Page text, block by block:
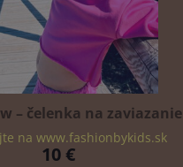
– čelenka na zaviazanie
na www.fashionbykids.sk
10 €